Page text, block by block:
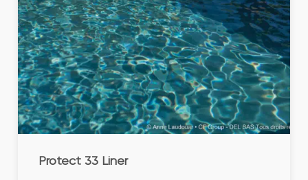
Protect 33 Liner